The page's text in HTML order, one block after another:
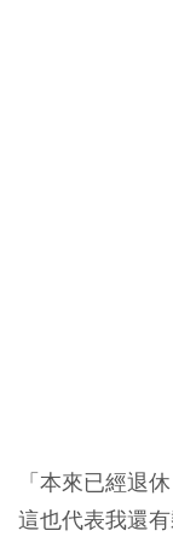
「本來已經退
這也代表我還